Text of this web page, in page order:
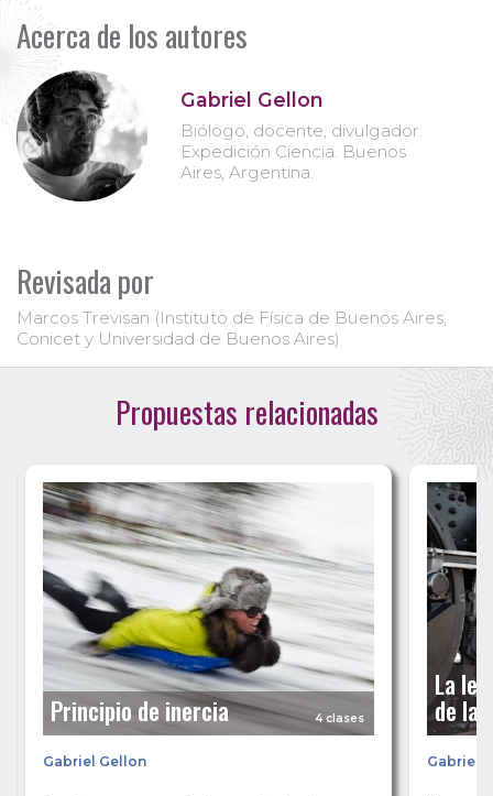
Acerca de los autores
Gabriel Gellon
Biólogo, docente, divulgador.
Expedición Ciencia. Buenos
Aires, Argentina.
Revisada por
Marcos Trevisan (Instituto de Física de Buenos Aires,
Conicet y Universidad de Buenos Aires)
Propuestas relacionadas
Principio de inercia 4 clases
Gabriel Gellon
La
de la
Gabriel